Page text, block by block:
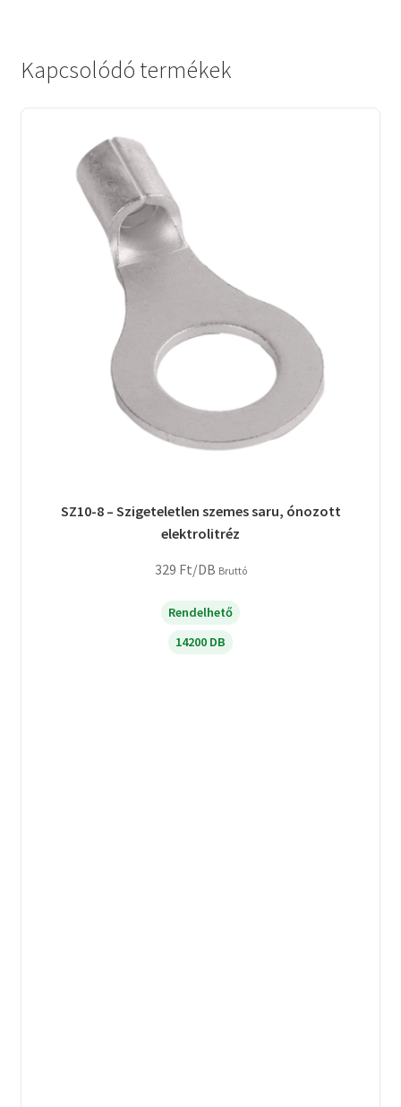
Kapcsolódó termékek
SZ10-8 – Szigeteletlen szemes saru, ónozott
elektrolitréz
329 Ft/DB Bruttó
Rendelhető
14200 DB